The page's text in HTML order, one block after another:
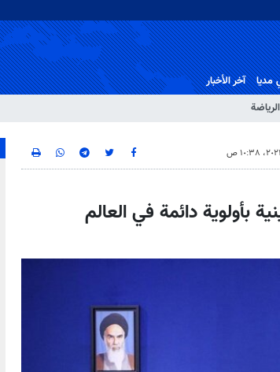
الرياضة
مدیا آخر الأخبار
دائمة في العالم